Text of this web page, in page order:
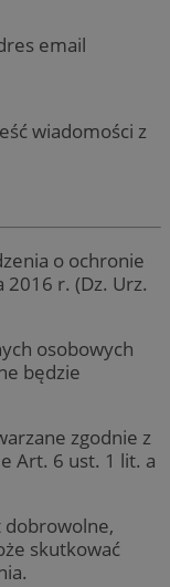
email
wiadomości z
o ochronie
r. (Dz. Urz.
osobowych
będzie
zgodnie z
Art. 6 ust. 1 lit. a
dobrowolne,
skutkować